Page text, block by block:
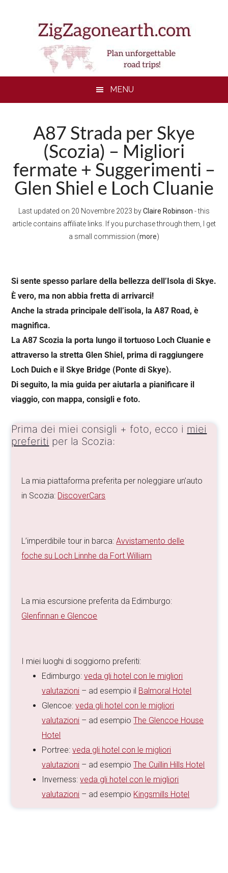
MENU
A87 Strada per Skye
(Scozia) – Migliori
fermate + Suggerimenti –
Glen Shiel e Loch Cluanie
Last updated on 20 Novembre 2023 byClaire Robinson - this
article contains affiliate links. If you purchase through them, I get
a small commission (more)
Si sente spesso parlare della bellezza dell’Isola di Skye.
È vero, ma non abbia fretta di arrivarci!
Anche la strada principale dell’isola, la A87 Road, è
magnifica.
La A87 Scozia la porta lungo il tortuoso Loch Cluanie e
attraverso la stretta Glen Shiel, prima di raggiungere
Loch Duich e il Skye Bridge (Ponte di Skye).
Di seguito, la mia guida per aiutarla a pianificare il
viaggio, con mappa, consigli e foto.
Prima dei miei consigli + foto, ecco i miei
preferiti per la Scozia:
La mia piattaforma preferita per noleggiare un’auto
in Scozia: DiscoverCars
L’imperdibile tour in barca:Avvistamento delle
foche su Loch Linnhe da Fort William
La mia escursione preferita da Edimburgo:
Glenfinnan e Glencoe
I miei luoghi di soggiorno preferiti:
Edimburgo:veda gli hotel con le migliori
valutazioni – ad esempio il Balmoral Hotel
Glencoe:veda gli hotel con le migliori
valutazioni – ad esempioThe Glencoe House
Hotel
Portree:veda gli hotel con le migliori
valutazioni – ad esempioThe Cuillin Hills Hotel
Inverness:veda gli hotel con le migliori
valutazioni – ad esempio Kingsmills Hotel